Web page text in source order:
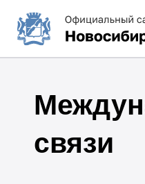
связи